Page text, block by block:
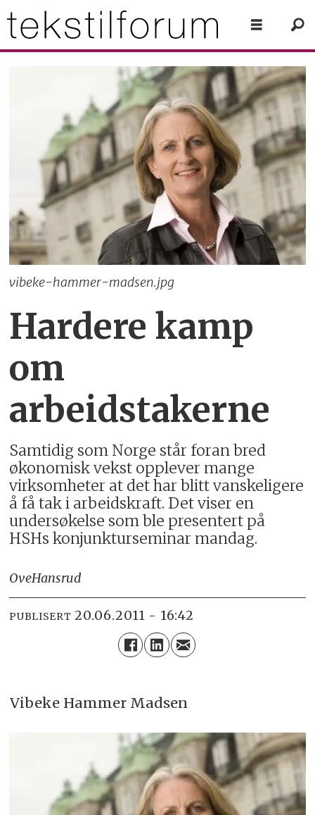
vibeke-hammer-madsen.jpg
Hardere kamp
om
arbeidstakerne
Samtidig som Norge står foran bred
økonomisk vekst opplever mange
virksomheter at det har blitt vanskeligere
å få tak i arbeidskraft. Det viser en
undersøkelse som ble presentert på
HSHs konjunkturseminar mandag.
OveHansrud
PUBLISERT 20.06.2011 - 16:42
Vibeke Hammer Madsen